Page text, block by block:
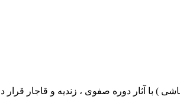
) با آثار دوره صفوی ، زندیه و قاجار قرار